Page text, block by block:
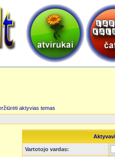
aktyvias temas
Vartotojo vardas: